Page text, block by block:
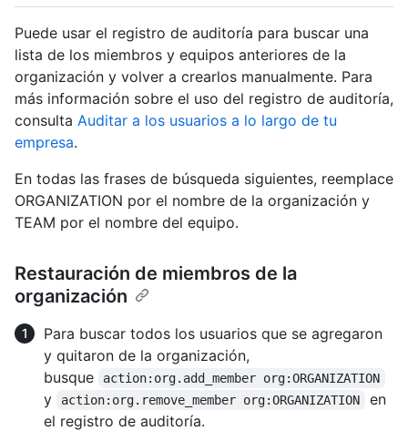
Puede usar el registro de auditoría para buscar una
lista de los miembros y equipos anteriores de la
organización y volver a crearlos manualmente. Para
más información sobre el uso del registro de auditoría,
consulta Auditar a los usuarios a lo largo de tu
empresa.
En todas las frases de búsqueda siguientes, reemplace
ORGANIZATION por el nombre de la organización y
TEAM por el nombre del equipo.
Restauración de miembros de la
organización
Para buscar todos los usuarios que se agregaron
y quitaron de la organización,
busque
action:org.add_member org:ORGANIZATION
y action:org.remove_member org:ORGANIZATION
en
el registro de auditoría.